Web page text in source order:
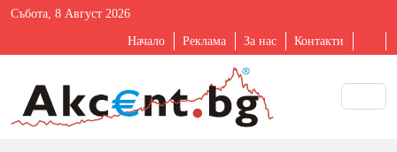
Събота, 8 Август 2026
Начало Реклама За нас Контакти